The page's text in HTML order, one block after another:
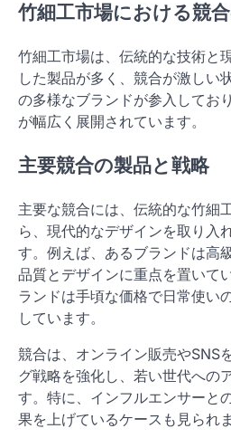
竹細工市場における競
竹細工市場は、伝統的な技術と
した製品が多く、競合が激しい
の多様なブランドが参入してお
が幅広く展開されています。
主要競合の製品と戦略
主要な競合には、伝統的な竹細
ら、現代的なデザインを取り入
す。例えば、あるブランドは高
品質とデザインに重点を置いて
ランドは手頃な価格で日常使い
しています。
競合は、オンライン販売やSNS
グ戦略を強化し、若い世代への
す。特に、インフルエンサーと
果を上げているケースも見られま